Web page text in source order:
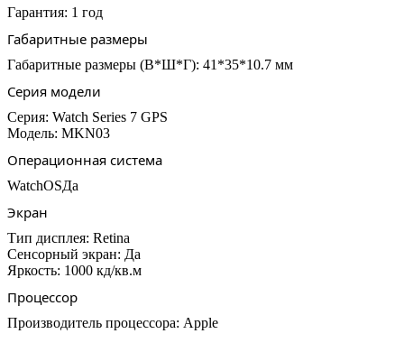
Гарантия: 1 год
Габаритные размеры
Габаритные размеры (В*Ш*Г): 41*35*10.7 мм
Серия модели
Серия: Watch Series 7 GPS
Модель: MKN03
Операционная система
WatchOSДа
Экран
Тип дисплея: Retina
Сенсорный экран: Да
Яркость: 1000 кд/кв.м
Процессор
Производитель процессора: Apple